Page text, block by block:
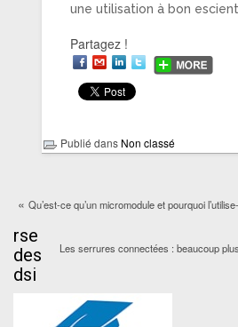
une utilisation à bon escient.
Partagez !
Publié dans Non classé
« Qu’est-ce qu’un micromodule et pourquoi
Les serrures connectées : beaucoup
rse
des
dsi